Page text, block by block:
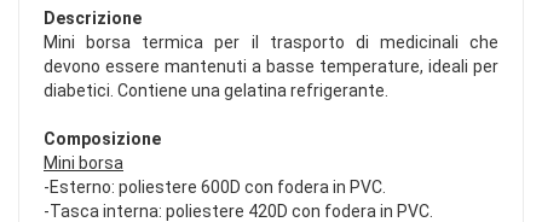
Descrizione
Mini borsa termica per il trasporto di medicinali che
devono essere mantenuti a basse temperature, ideali per
diabetici. Contiene una gelatina refrigerante.
Composizione
Mini borsa
-Esterno: poliestere 600D con fodera in PVC.
-Tasca interna: poliestere 420D con fodera in PVC.